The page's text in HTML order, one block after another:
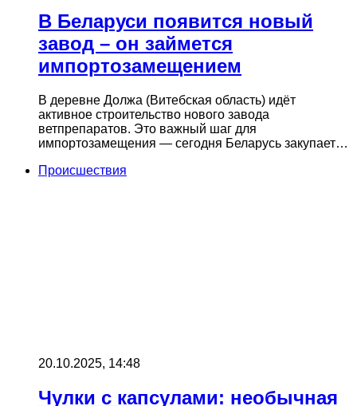
В Беларуси появится новый
завод – он займется
импортозамещением
В деревне Должа (Витебская область) идёт
активное строительство нового завода
ветпрепаратов. Это важный шаг для
импортозамещения — сегодня Беларусь закупает…
Происшествия
20.10.2025, 14:48
Чулки с капсулами: необычная